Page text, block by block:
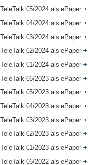
TeleTalk 05/2024 als ePaper
TeleTalk 04/2024 als ePaper
TeleTalk 03/2024 als ePaper
TeleTalk 02/2024 als ePaper
TeleTalk 01/2024 als ePaper
TeleTalk 06/2023 als ePaper
TeleTalk 05/2023 als ePaper
TeleTalk 04/2023 als ePaper
TeleTalk 03/2023 als ePaper
TeleTalk 02/2023 als ePaper
TeleTalk 01/2023 als ePaper
TeleTalk 06/2022 als ePaper